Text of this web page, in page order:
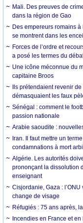
Mali. Des preuves de
dans la région de Gao
Des empereurs romains
se montrent dans les
Forces de l’ordre et
a posé les termes du
Une icône méconnue du
capitaine Broos
Ils prétendaient revenir
démasquaient les faux
Sénégal : comment le
passion nationale
Arabie saoudite :
Iran. Il faut mettre un
condamnations à mort
Algérie. Les autorités
prononçant la dissolution
enseignant
Cisjordanie, Gaza :
change de visage
Réfugiés : 75 ans après,
Incendies en France et